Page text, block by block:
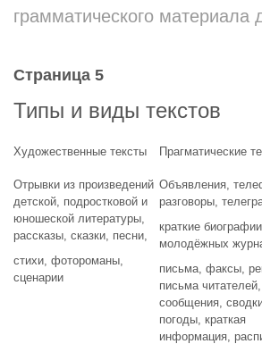
грамматического материала
Страница 5
Типы и виды текстов
Художественные тексты Прагматические
Отрывки из произведений
детской, подростковой и
юношеской литературы,
рассказы, сказки, песни,
стихи, фотороманы,
сценарии
Объявления,
разговоры,
краткие
молодёжных
письма, факсы,
письма
сообщения,
погоды, краткая
информация,